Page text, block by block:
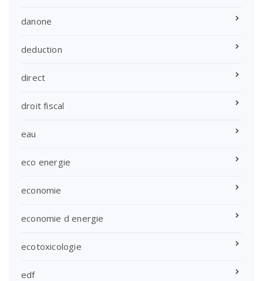
danone
deduction
direct
droit fiscal
eau
eco energie
economie
economie d energie
ecotoxicologie
edf